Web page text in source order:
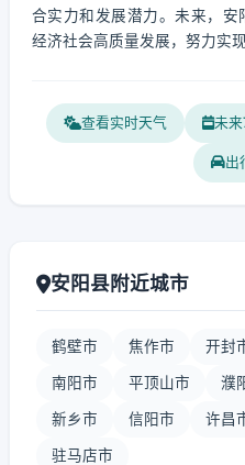
合实力和发展潜力。未来，
经济社会高质量发展，努力实
查看实时天气 未
出
安阳县附近城市
鹤壁市 焦作市 开封
南阳市 平顶山市 濮
新乡市 信阳市 许昌
驻马店市